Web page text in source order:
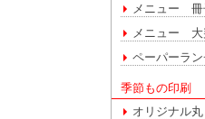
メニュー 冊
メニュー 大
ペーパーラ
季節もの印刷
オリジナル